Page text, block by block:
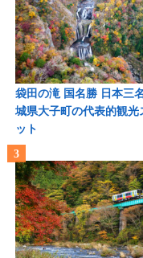
袋田の滝 国名勝 日本三
城県大子町の代表的観光
ット